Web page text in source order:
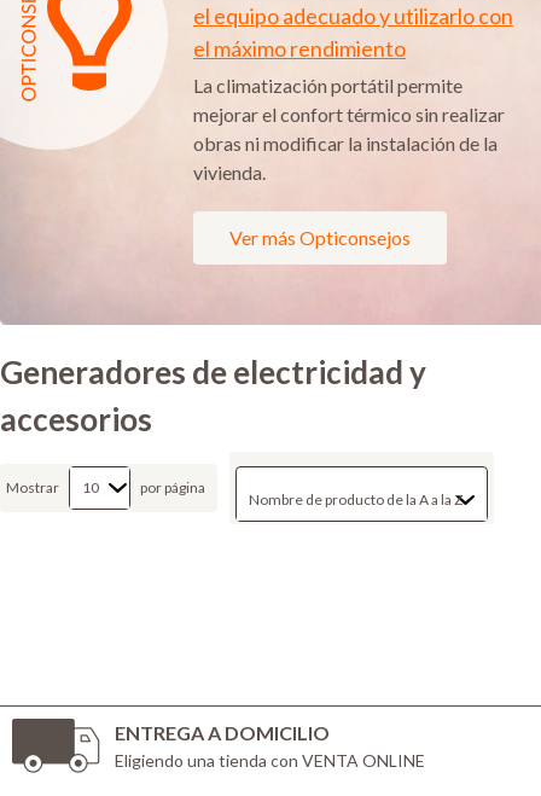
el equipo adecuado y utilizarlo con
el máximo rendimiento
La climatización portátil permite
mejorar el confort térmico sin realizar
obras ni modificar la instalación de la
vivienda.
Ver más Opticonsejos
Generadores de electricidad y
accesorios
Mostrar por página
ENTREGA A DOMICILIO
Eligiendo una tienda con VENTA ONLINE